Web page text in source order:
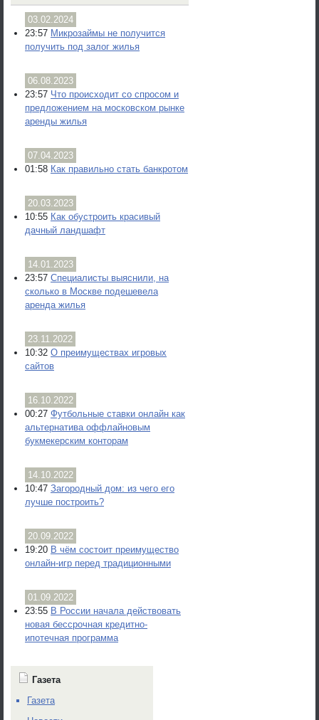
03.02.2024
23:57 Микрозаймы не получится
получить под залог жилья
06.08.2023
23:57 Что происходит со спросом и
предложением на московском рынке
аренды жилья
07.04.2023
01:58 Как правильно стать банкротом
20.03.2023
10:55 Как обустроить красивый
дачный ландшафт
14.01.2023
23:57 Специалисты выяснили, на
сколько в Москве подешевела
аренда жилья
23.11.2022
10:32 О преимуществах игровых
сайтов
16.10.2022
00:27 Футбольные ставки онлайн как
альтернатива оффлайновым
букмекерским конторам
14.10.2022
10:47 Загородный дом: из чего его
лучше построить?
20.09.2022
19:20 В чём состоит преимущество
онлайн-игр перед традиционными
01.09.2022
23:55 В России начала действовать
новая бессрочная кредитно-
ипотечная программа
Газета
Газета